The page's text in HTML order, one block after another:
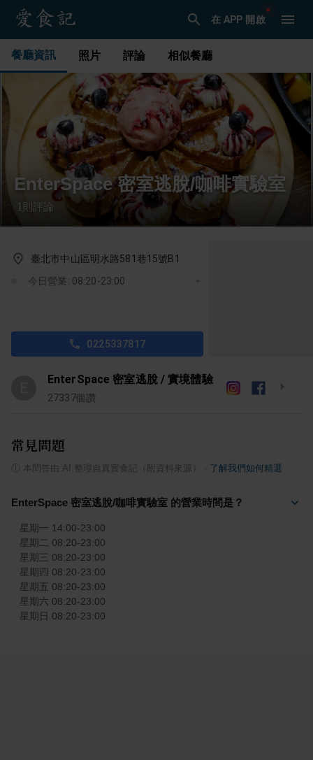
在 APP 開啟
餐廳資訊 照片 評論 相似餐廳
EnterSpace 密室逃脫/咖啡實驗室
1 則評論
臺北市中山區明水路581巷15號B1
今日營業: 08:20-23:00
0225337817
EnterSpace 密室逃脫 / 實境體驗
27337個讚
常見問題
本問答由 AI 整理自真實食記（附資料來源） 了解我們如何精選
EnterSpace 密室逃脫/咖啡實驗室 的營業時間是？
星期一 14:00-23:00
星期二 08:20-23:00
星期三 08:20-23:00
星期四 08:20-23:00
星期五 08:20-23:00
星期六 08:20-23:00
星期日 08:20-23:00